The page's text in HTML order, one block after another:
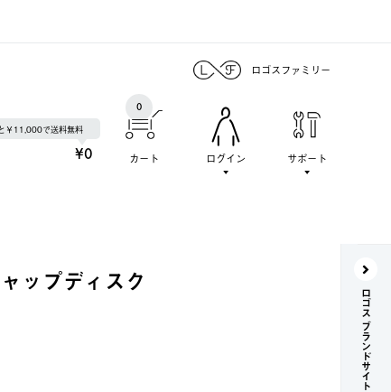
ロゴスファミリー
￥11,000で送料無料
¥0 カート
0
ログイン サポート
ップディスク
ロゴス ブランドサイト